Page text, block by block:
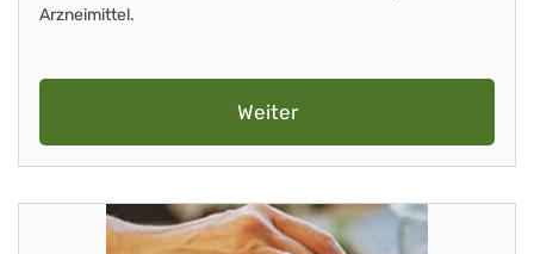
Arzneimittel.
Weiter